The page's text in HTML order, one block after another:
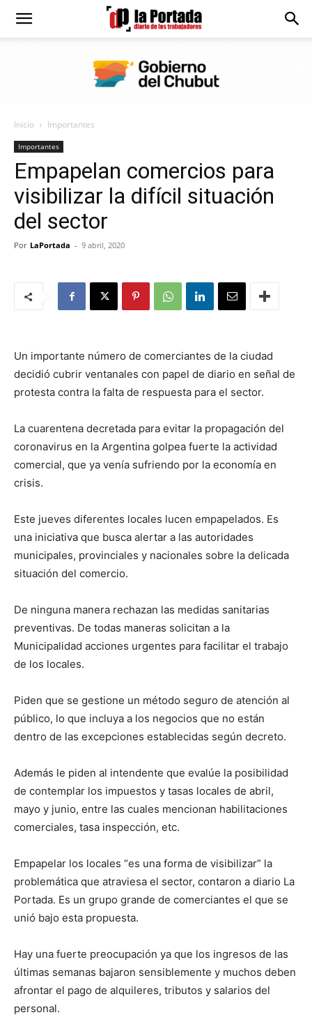
Diario
Portada
Inicio Importantes
Importantes
Empapelan comercios para
visibilizar la difícil situación
del sector
Por LaPortada - 9 abril, 2020
Un importante número de comerciantes de la ciudad
decidió cubrir ventanales con papel de diario en señal de
protesta contra la falta de respuesta para el sector.
La cuarentena decretada para evitar la propagación del
coronavirus en la Argentina golpea fuerte la actividad
comercial, que ya venía sufriendo por la economía en
crisis.
Este jueves diferentes locales lucen empapelados. Es
una iniciativa que busca alertar a las autoridades
municipales, provinciales y nacionales sobre la delicada
situación del comercio.
De ninguna manera rechazan las medidas sanitarias
preventivas. De todas maneras solicitan a la
Municipalidad acciones urgentes para facilitar el trabajo
de los locales.
Piden que se gestione un método seguro de atención al
público, lo que incluya a los negocios que no están
dentro de las excepciones establecidas según decreto.
Además le piden al intendente que evalúe la posibilidad
de contemplar los impuestos y tasas locales de abril,
mayo y junio, entre las cuales mencionan habilitaciones
comerciales, tasa inspección, etc.
Empapelar los locales “es una forma de visibilizar” la
problemática que atraviesa el sector, contaron a diario La
Portada. Es un grupo grande de comerciantes el que se
unió bajo esta propuesta.
Hay una fuerte preocupación ya que los ingresos de las
últimas semanas bajaron sensiblemente y muchos deben
afrontar el pago de alquileres, tributos y salarios del
personal.